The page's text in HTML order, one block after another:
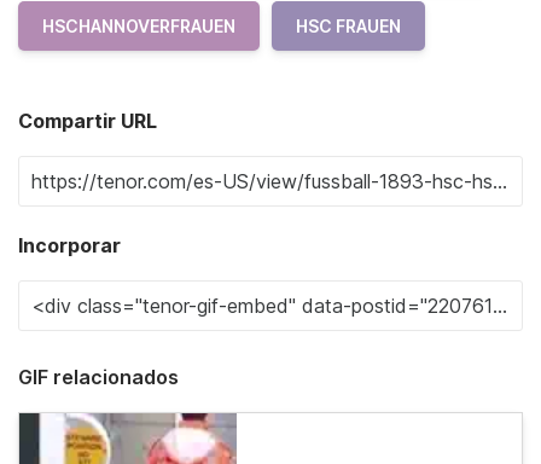
HSCHANNOVERFRAUEN HSC FRAUEN
Compartir URL
Incorporar
GIF relacionados